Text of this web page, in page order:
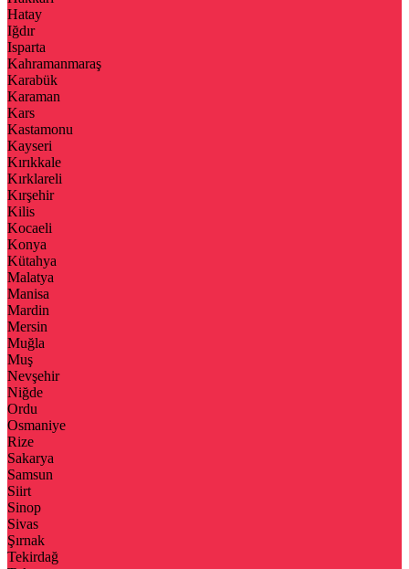
Hatay
Iğdır
Isparta
Kahramanmaraş
Karabük
Karaman
Kars
Kastamonu
Kayseri
Kırıkkale
Kırklareli
Kırşehir
Kilis
Kocaeli
Konya
Kütahya
Malatya
Manisa
Mardin
Mersin
Muğla
Muş
Nevşehir
Niğde
Ordu
Osmaniye
Rize
Sakarya
Samsun
Siirt
Sinop
Sivas
Şırnak
Tekirdağ